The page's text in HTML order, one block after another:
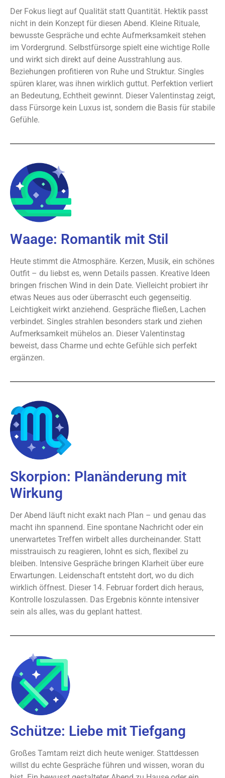
Der Fokus liegt auf Qualität statt Quantität. Hektik passt
nicht in dein Konzept für diesen Abend. Kleine Rituale,
bewusste Gespräche und echte Aufmerksamkeit stehen
im Vordergrund. Selbstfürsorge spielt eine wichtige Rolle
und wirkt sich direkt auf deine Ausstrahlung aus.
Beziehungen profitieren von Ruhe und Struktur. Singles
spüren klarer, was ihnen wirklich guttut. Perfektion verliert
an Bedeutung, Echtheit gewinnt. Dieser Valentinstag zeigt,
dass Fürsorge kein Luxus ist, sondern die Basis für stabile
Gefühle.
Waage: Romantik mit Stil
Heute stimmt die Atmosphäre. Kerzen, Musik, ein schönes
Outfit – du liebst es, wenn Details passen. Kreative Ideen
bringen frischen Wind in dein Date. Vielleicht probiert ihr
etwas Neues aus oder überrascht euch gegenseitig.
Leichtigkeit wirkt anziehend. Gespräche fließen, Lachen
verbindet. Singles strahlen besonders stark und ziehen
Aufmerksamkeit mühelos an. Dieser Valentinstag
beweist, dass Charme und echte Gefühle sich perfekt
ergänzen.
Skorpion: Planänderung mit
Wirkung
Der Abend läuft nicht exakt nach Plan – und genau das
macht ihn spannend. Eine spontane Nachricht oder ein
unerwartetes Treffen wirbelt alles durcheinander. Statt
misstrauisch zu reagieren, lohnt es sich, flexibel zu
bleiben. Intensive Gespräche bringen Klarheit über eure
Erwartungen. Leidenschaft entsteht dort, wo du dich
wirklich öffnest. Dieser 14. Februar fordert dich heraus,
Kontrolle loszulassen. Das Ergebnis könnte intensiver
sein als alles, was du geplant hattest.
Schütze: Liebe mit Tiefgang
Großes Tamtam reizt dich heute weniger. Stattdessen
willst du echte Gespräche führen und wissen, woran du